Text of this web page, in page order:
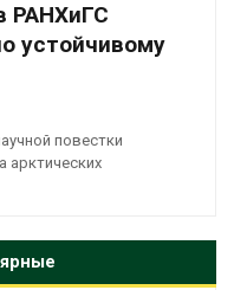
РАНХиГС
устойчивому
повестки
арктических